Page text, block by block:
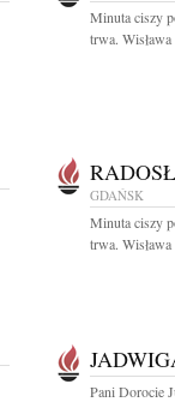
Minuta ciszy
trwa.
GDAŃSK
Minuta ciszy
trwa.
Pani Dorocie